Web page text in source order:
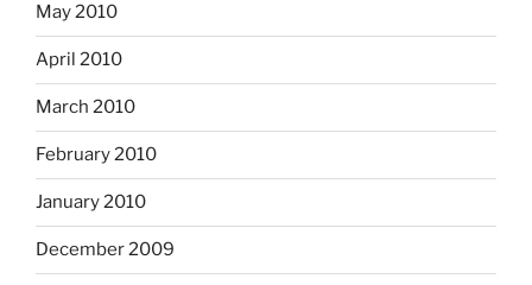
May 2010
April 2010
March 2010
February 2010
January 2010
December 2009